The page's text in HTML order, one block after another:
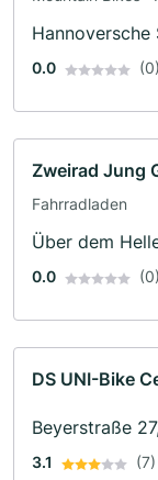
0.0 (0)
Zweirad Jung
Fahrradladen
Über dem
0.0 (0)
DS UNI-Bike
Beyerstraße
3.1 (7)